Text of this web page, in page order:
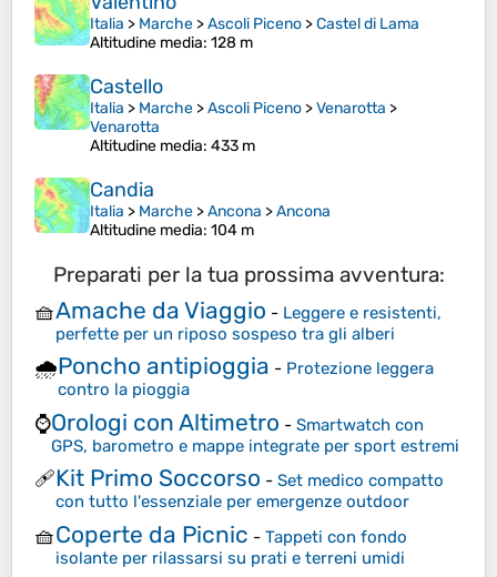
Italia > Marche >Ascoli Piceno >Castel di Lama
Altitudine media: 128 m
Castello
Italia > Marche >Ascoli Piceno >Venarotta >
Venarotta
Altitudine media: 433 m
Candia
Italia > Marche >Ancona >Ancona
Altitudine media: 104 m
Preparati per la tua prossima avventura:
🧺Amache da Viaggio - Leggere e resistenti,
perfette per un riposo sospeso tra gli alberi
🌧️Poncho antipioggia - Protezione leggera
contro la pioggia
⌚Orologi con Altimetro - Smartwatch con
GPS, barometro e mappe integrate per sport estremi
🩹Kit Primo Soccorso - Set medico compatto
con tutto l'essenziale per emergenze outdoor
🧺Coperte da Picnic - Tappeti con fondo
isolante per rilassarsi su prati e terreni umidi